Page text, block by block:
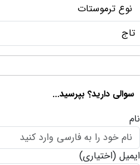
نوع ترموستات
تاج
سوالی دارید؟ بپرسید...
نام
ایمیل (اختیاری)